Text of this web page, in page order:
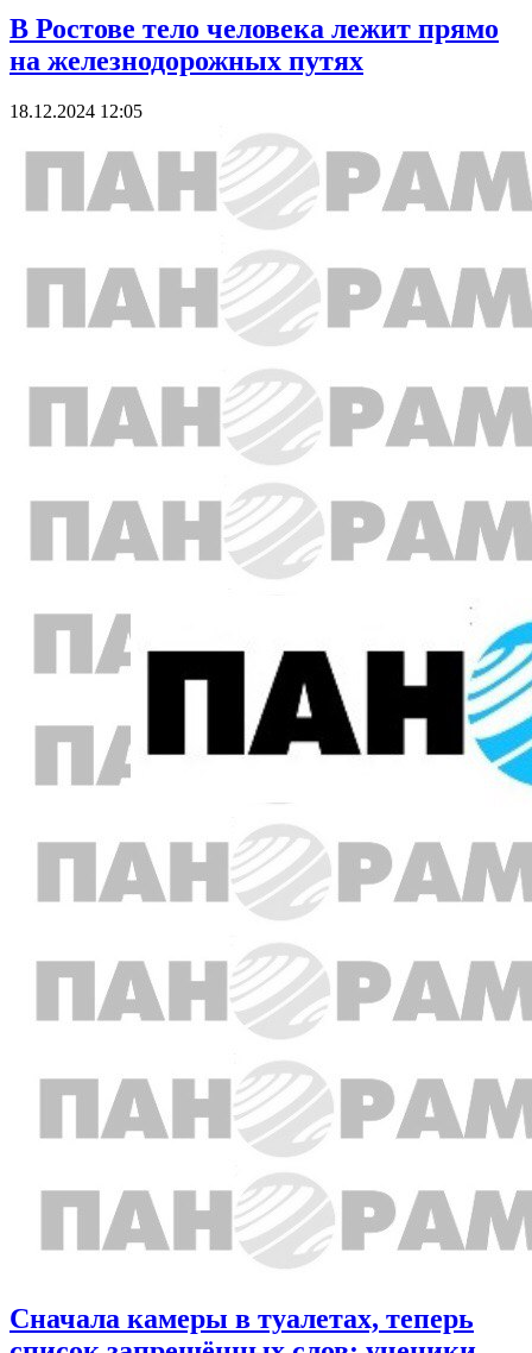
В Ростове тело человека лежит прямо
на железнодорожных путях
18.12.2024 12:05
Сначала камеры в туалетах, теперь